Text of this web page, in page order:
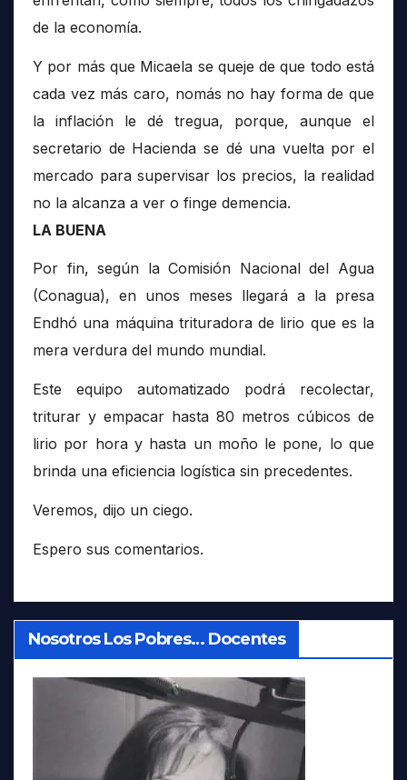
de la economía.
Y por más que Micaela se queje de que todo está
cada vez más caro, nomás no hay forma de que
la inflación le dé tregua, porque, aunque el
secretario de Hacienda se dé una vuelta por el
mercado para supervisar los precios, la realidad
no la alcanza a ver o finge demencia.
LA BUENA
Por fin, según la Comisión Nacional del Agua
(Conagua), en unos meses llegará a la presa
Endhó una máquina trituradora de lirio que es la
mera verdura del mundo mundial.
Este equipo automatizado podrá recolectar,
triturar y empacar hasta 80 metros cúbicos de
lirio por hora y hasta un moño le pone, lo que
brinda una eficiencia logística sin precedentes.
Veremos, dijo un ciego.
Espero sus comentarios.
Nosotros Los Pobres… Docentes